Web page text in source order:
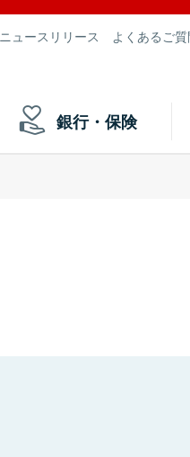
ニュースリリース よくあるご
銀行・保険